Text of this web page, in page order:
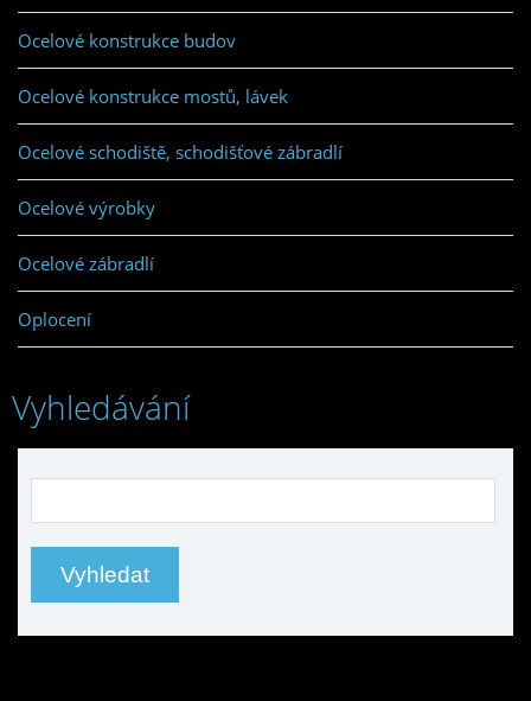
Ocelové konstrukce budov
Ocelové konstrukce mostů, lávek
Ocelové schodiště, schodišťové zábradlí
Ocelové výrobky
Ocelové zábradlí
Oplocení
Vyhledávání